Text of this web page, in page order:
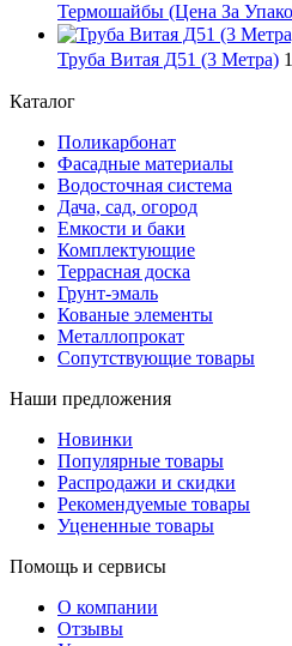
Термошайбы (Цена За
Труба Витая Д51 (3 Метра)
Каталог
Поликарбонат
Фасадные материалы
Водосточная система
Дача, сад, огород
Емкости и баки
Комплектующие
Террасная доска
Грунт-эмаль
Кованые элементы
Металлопрокат
Сопутствующие товары
Наши предложения
Новинки
Популярные товары
Распродажи и скидки
Рекомендуемые товары
Уцененные товары
Помощь и сервисы
О компании
Отзывы